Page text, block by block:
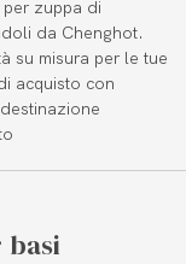
zuppa di
da Chenghot.
su misura per le tue
acquisto con